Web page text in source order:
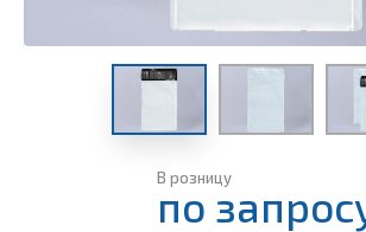
В розницу
по